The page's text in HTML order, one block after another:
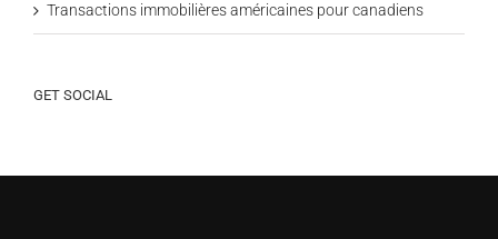
Transactions immobilières américaines pour canadiens
GET SOCIAL